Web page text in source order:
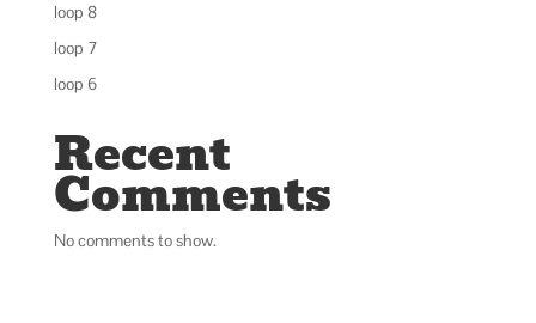
loop 8
loop 7
loop 6
Recent
Comments
No comments to show.